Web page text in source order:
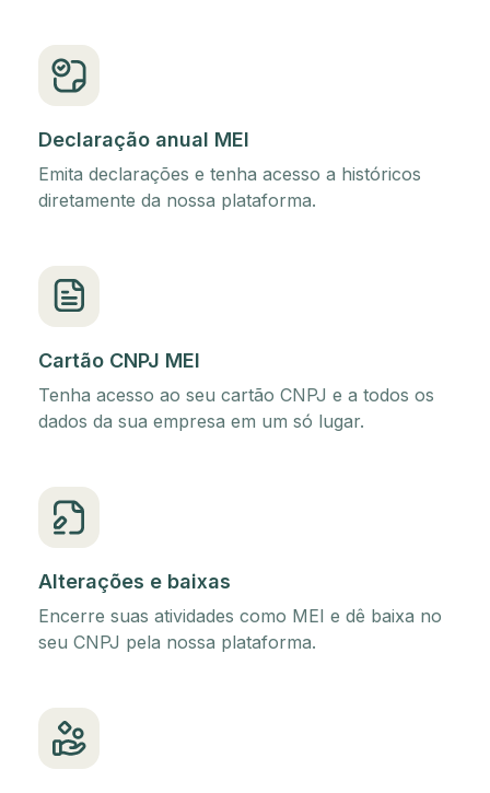
Declaração anual MEI
Emita declarações e tenha acesso a históricos
diretamente da nossa plataforma.
Cartão CNPJ MEI
Tenha acesso ao seu cartão CNPJ e a todos os
dados da sua empresa em um só lugar.
Alterações e baixas
Encerre suas atividades como MEI e dê baixa no
seu CNPJ pela nossa plataforma.